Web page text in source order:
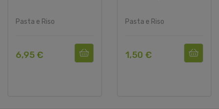
Pasta e Riso
6,95 €
Pasta e Riso
1,50 €